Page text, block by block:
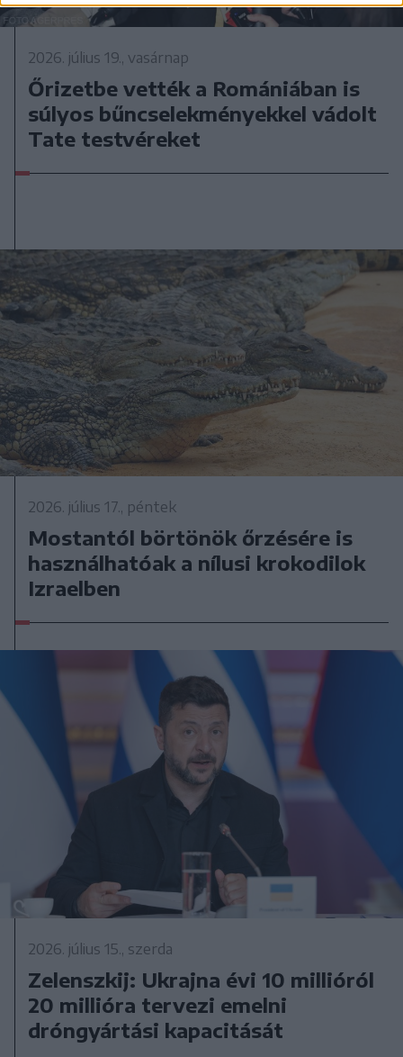
2026. július 19., vasárnap
Őrizetbe vették a Romániában is
súlyos bűncselekményekkel vádolt
Tate testvéreket
2026. július 17., péntek
Mostantól börtönök őrzésére is
használhatóak a nílusi krokodilok
Izraelben
2026. július 15., szerda
Zelenszkij: Ukrajna évi 10 millióról
20 millióra tervezi emelni
dróngyártási kapacitását